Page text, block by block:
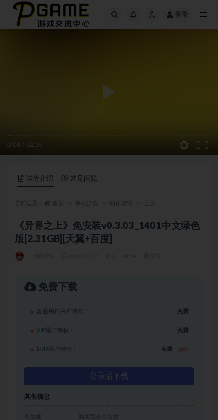
登录
0:00 / 02:07
详情介绍 常见问题
《异界之上》免安装v0.3.03_1401中文绿色
版[2.31GB][天翼+百度]
免费下载
普通用户用户特权： 免费
VIP用户特权： 免费
SVIP用户特权： 免费
登录后下载
其他信息
有效期 购买后永久有效
全部